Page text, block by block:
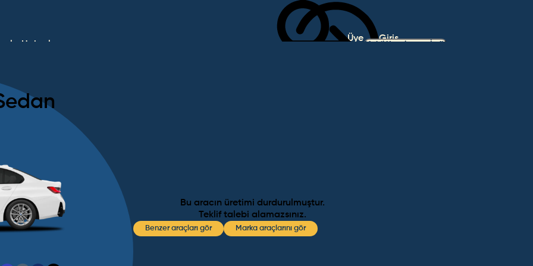
Haberler
Üye
Giriş
Mobil Uygulamayı İndir
Bu aracın üretimi durdurulmuştur.
Teklif talebi alamazsınız.
Benzer araçları gör Marka araçlarını gör